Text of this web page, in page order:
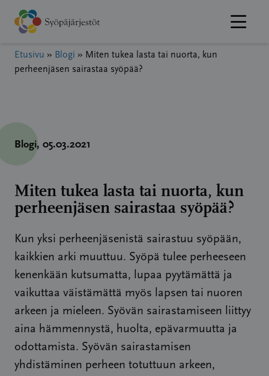
Hyppää
sisältöön
Etusivu » Blogi » Miten tukea lasta tai nuorta, kun
perheenjäsen sairastaa syöpää?
Blogi, 05.03.2021
Miten tukea lasta tai nuorta, kun
perheenjäsen sairastaa syöpää?
Kun yksi perheenjäsenistä sairastuu syöpään,
kaikkien arki muuttuu. Syöpä tulee perheeseen
kenenkään kutsumatta, lupaa pyytämättä ja
vaikuttaa väistämättä myös lapsen tai nuoren
arkeen ja mieleen. Syövän sairastamiseen liittyy
aina hämmennystä, huolta, epävarmuutta ja
odottamista. Syövän sairastamisen
yhdistäminen perheen totuttuun arkeen,